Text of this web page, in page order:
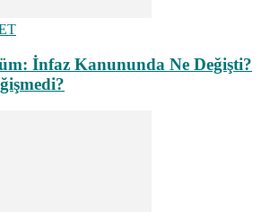
İnfaz Kanununda Ne Değişti?